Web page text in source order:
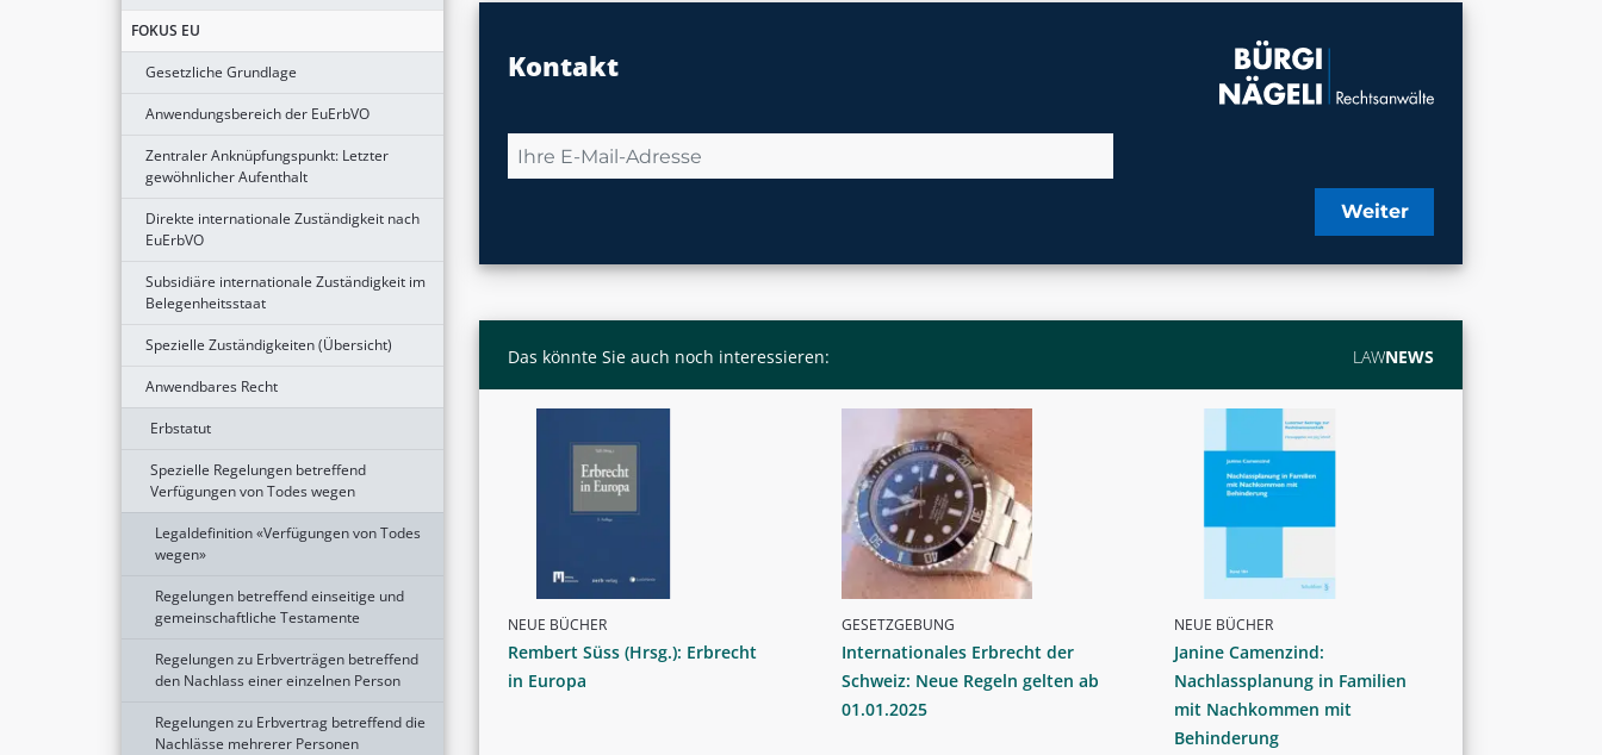
FOKUS EU
Gesetzliche Grundlage
Anwendungsbereich der EuErbVO
Zentraler Anknüpfungspunkt: Letzter
gewöhnlicher Aufenthalt
Direkte internationale Zuständigkeit nach
EuErbVO
Subsidiäre internationale Zuständigkeit im
Belegenheitsstaat
Spezielle Zuständigkeiten (Übersicht)
Anwendbares Recht
Erbstatut
Spezielle Regelungen betreffend
Verfügungen von Todes wegen
Legaldefinition «Verfügungen von Todes
wegen»
Regelungen betreffend einseitige und
gemeinschaftliche Testamente
Regelungen zu Erbverträgen betreffend
den Nachlass einer einzelnen Person
Regelungen zu Erbvertrag betreffend die
Nachlässe mehrerer Personen
Kontakt
Weiter
Das könnte Sie auch noch interessieren: LAWNEWS
NEUE BÜCHER
Rembert Süss (Hrsg.): Erbrecht
in Europa
GESETZGEBUNG
Internationales Erbrecht der
Schweiz: Neue Regeln gelten ab
01.01.2025
NEUE BÜCHER
Janine Camenzind:
Nachlassplanung in Familien
mit Nachkommen mit
Behinderung